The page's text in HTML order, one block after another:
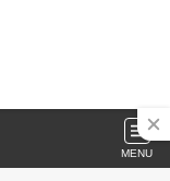
MENU